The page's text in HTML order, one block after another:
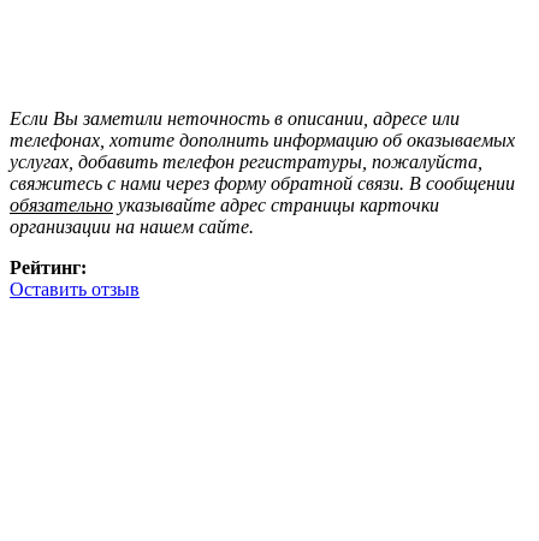
Если Вы заметили неточность в описании, адресе или
телефонах, хотите дополнить информацию об оказываемых
услугах, добавить телефон регистратуры, пожалуйста,
свяжитесь с нами через форму обратной связи. В сообщении
обязательно указывайте адрес страницы карточки
организации на нашем сайте.
Рейтинг:
Оставить отзыв